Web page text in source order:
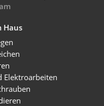
Haus
Elektroarbeiten